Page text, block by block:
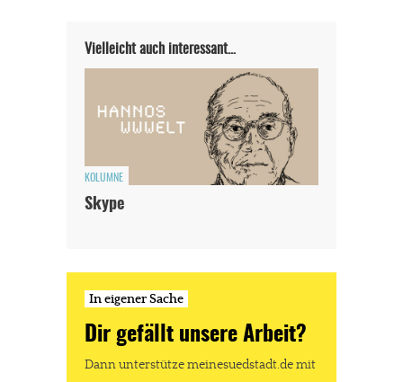
Vielleicht auch interessant…
KOLUMNE
Skype
In eigener Sache
Dir gefällt unsere Arbeit?
Dann unterstütze meinesuedstadt.de mit